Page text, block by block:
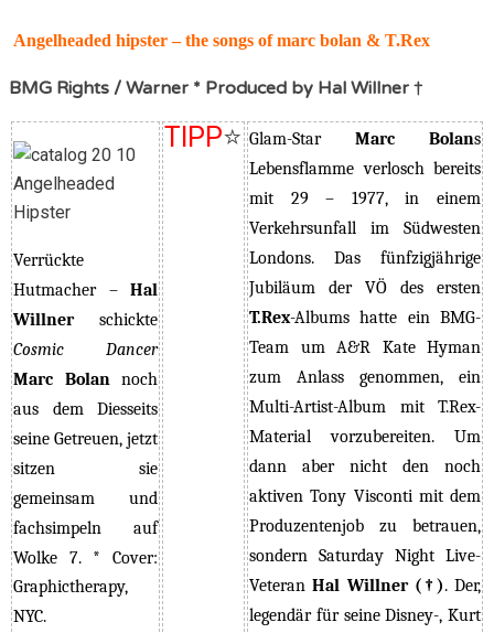
Angelheaded hipster – the songs of marc bolan & T.Rex
BMG Rights / Warner * Produced by Hal Willner †
Verrückte
Hutmacher – Hal
Willnerschickte
Cosmic Dancer
Marc Bolannoch
aus dem Diesseits
seine Getreuen, jetzt
sitzen sie
gemeinsam und
fachsimpeln auf
Wolke 7. * Cover:
Graphictherapy,
NYC.
TIPP⭐ Glam-Star Marc Bolans
Lebensflamme verlosch bereits
mit 29 – 1977, in einem
Verkehrsunfall im Südwesten
Londons. Das fünfzigjährige
Jubiläum der VÖ des ersten
T.Rex-Albums hatte ein BMG-
Team um A&R Kate Hyman
zum Anlass genommen, ein
Multi-Artist-Album mit T.Rex-
Material vorzubereiten. Um
dann aber nicht den noch
aktiven Tony Visconti mit dem
Produzentenjob zu betrauen,
sondern Saturday Night Live-
Veteran Hal Willner ( †). Der,
legendär für seine Disney-, Kurt